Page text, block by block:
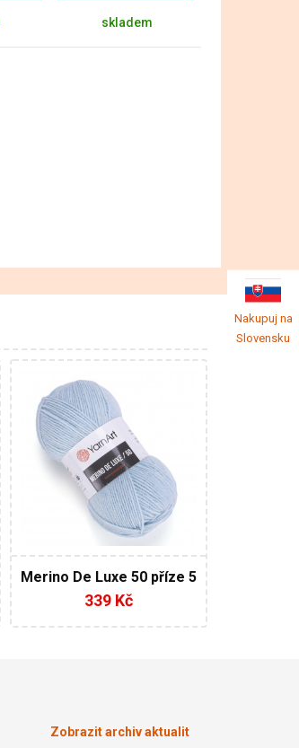
Nakupuj na
Slovensku
skladem
50% Vlna - 50%
Akryl
Klasik
280
Merino De Luxe 50 příze 5
x 100g
339 Kč
Zobrazit archiv aktualit